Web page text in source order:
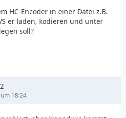
HC-Encoder in einer Datei z.B.
er laden, kodieren und unter
soll?
um 18:24